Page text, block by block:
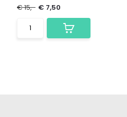
€ 15,- € 7,50